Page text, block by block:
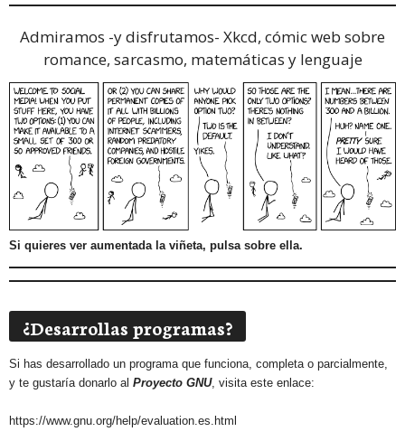
Admiramos -y disfrutamos- Xkcd, cómic web sobre
romance, sarcasmo, matemáticas y lenguaje
Si quieres ver aumentada la viñeta, pulsa sobre ella.
¿Desarrollas programas?
Si has desarrollado un programa que funciona, completa o parcialmente,
y te gustaría donarlo al Proyecto GNU, visita este enlace:
https://www.gnu.org/help/evaluation.es.html